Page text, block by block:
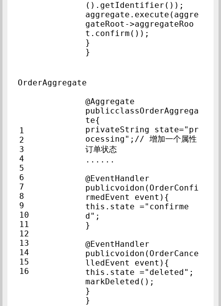
aggregate.execute(aggre
gateRoot->aggregateRoo
}
}
OrderAggregate
1
2
3
4
5
6
7
8
9
10
11
13
14
15
16
@Aggregate
publicclassOrderAggrega
te{
privateString state="pr
ocessing";// 增加一个属性
订单状态
......
publicvoidon(OrderConfi
this.state ="confirme
d";
}
publicvoidon(OrderCance
}
}